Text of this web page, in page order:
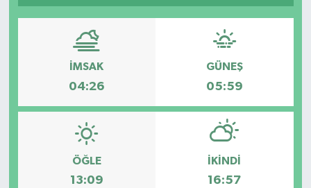
İMSAK
04:26
GÜNEŞ
05:59
ÖĞLE
13:09
İKINDI
16:57